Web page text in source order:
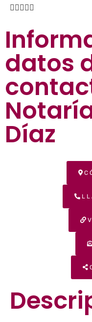

datos
Díaz